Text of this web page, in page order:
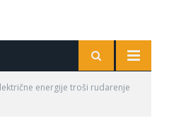
energije troši rudarenje